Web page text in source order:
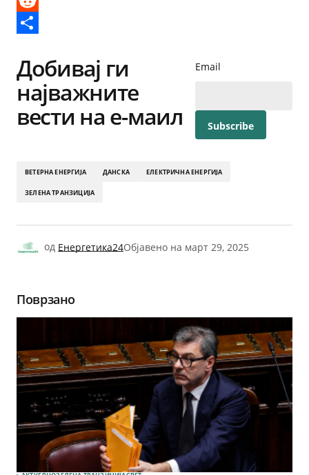
Reddit
Добивај ги
најважните
вести на е-маил
Email
ВЕТЕРНА ЕНЕРГИЈА ДАНСКА ЕЛЕКТРИЧНА ЕНЕРГИЈА
ЗЕЛЕНА ТРАНЗИЦИЈА
од Енергетика24Објавено на март 29, 2025
Поврзано